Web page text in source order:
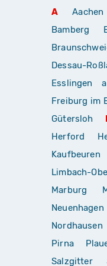
A Aachen
Bamberg
Dessau-
Esslingen
Freiburg im
Gütersloh
Herford
Kaufbeuren
Limbach-
Marburg
Nordhausen
Pirna
Salzgitter